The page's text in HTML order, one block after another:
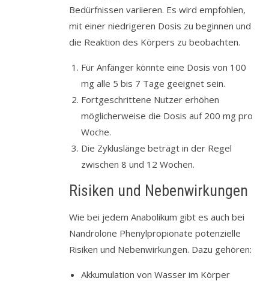
Bedürfnissen variieren. Es wird empfohlen,
mit einer niedrigeren Dosis zu beginnen und
die Reaktion des Körpers zu beobachten.
Für Anfänger könnte eine Dosis von 100
mg alle 5 bis 7 Tage geeignet sein.
Fortgeschrittene Nutzer erhöhen
möglicherweise die Dosis auf 200 mg pro
Woche.
Die Zykluslänge beträgt in der Regel
zwischen 8 und 12 Wochen.
Risiken und Nebenwirkungen
Wie bei jedem Anabolikum gibt es auch bei
Nandrolone Phenylpropionate potenzielle
Risiken und Nebenwirkungen. Dazu gehören:
Akkumulation von Wasser im Körper